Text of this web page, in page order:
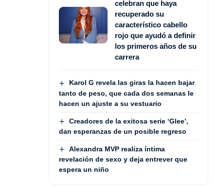
celebran que haya
recuperado su
característico cabello
rojo que ayudó a definir
los primeros años de su
carrera
Karol G revela las giras la hacen bajar
tanto de peso, que cada dos semanas le
hacen un ajuste a su vestuario
Creadores de la exitosa serie ‘Glee’,
dan esperanzas de un posible regreso
Alexandra MVP realiza íntima
revelación de sexo y deja entrever que
espera un niño